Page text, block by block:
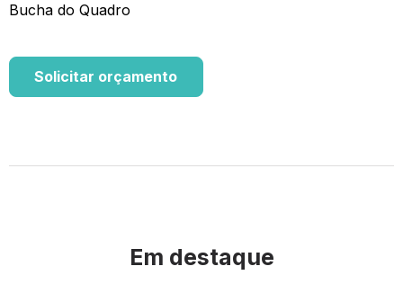
Bucha do Quadro
Solicitar orçamento
Em destaque